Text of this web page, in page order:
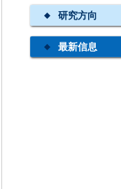
研究方向
最新信息